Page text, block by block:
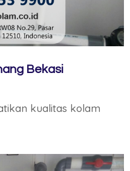
Bekasi
kualitas kolam